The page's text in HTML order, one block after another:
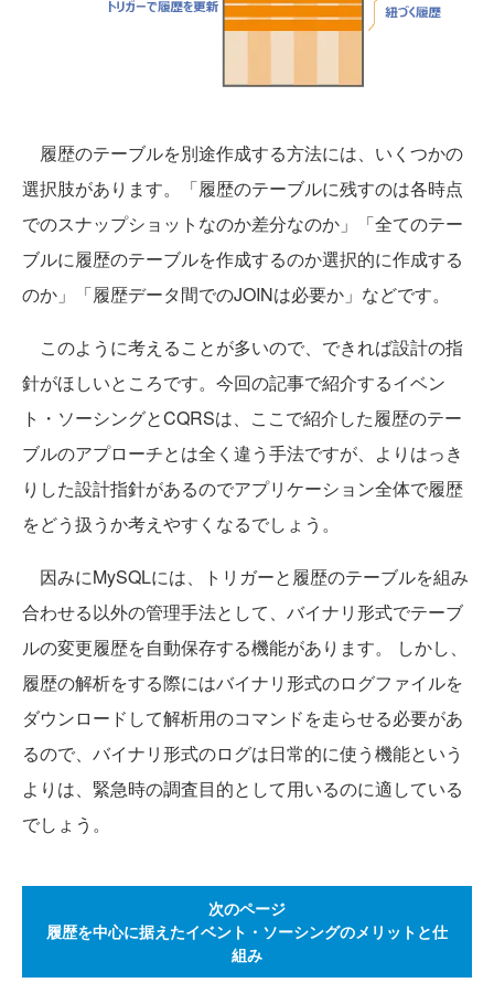
履歴のテーブルを別途作成する方法には、いくつかの
選択肢があります。「履歴のテーブルに残すのは各時点
でのスナップショットなのか差分なのか」「全てのテー
ブルに履歴のテーブルを作成するのか選択的に作成する
のか」「履歴データ間でのJOINは必要か」などです。
このように考えることが多いので、できれば設計の指
針がほしいところです。今回の記事で紹介するイベン
ト・ソーシングとCQRSは、ここで紹介した履歴のテー
ブルのアプローチとは全く違う手法ですが、よりはっき
りした設計指針があるのでアプリケーション全体で履歴
をどう扱うか考えやすくなるでしょう。
因みにMySQLには、トリガーと履歴のテーブルを組み
合わせる以外の管理手法として、バイナリ形式でテーブ
ルの変更履歴を自動保存する機能があります。 しかし、
履歴の解析をする際にはバイナリ形式のログファイルを
ダウンロードして解析用のコマンドを走らせる必要があ
るので、バイナリ形式のログは日常的に使う機能という
よりは、緊急時の調査目的として用いるのに適している
でしょう。
次のページ
履歴を中心に据えたイベント・ソーシングのメリットと仕
組み